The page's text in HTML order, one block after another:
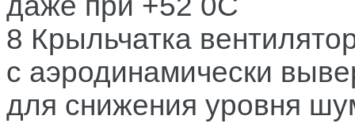
8 Крыльчатка
с аэродинамически
для снижения уровня